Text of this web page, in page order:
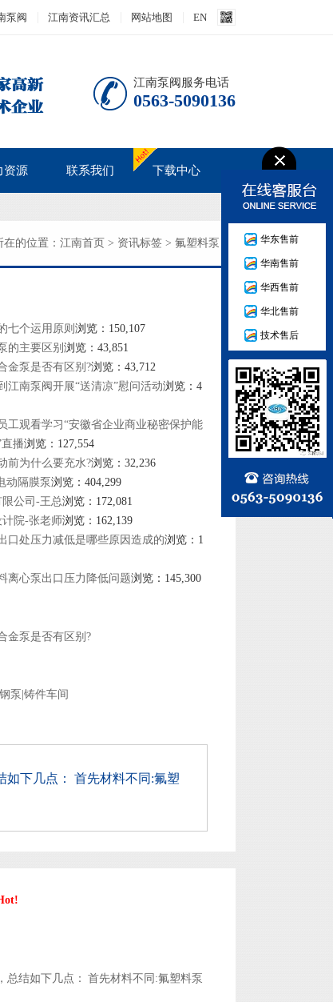
泵阀 江南资讯汇总 网站地图 EN
江南泵阀服务电话
0563-5090136
资源
发展
招聘
联系我们 下载中心
江南首页 > 资讯标签 > 氟塑料泵
在的位置：
七个运用原则 浏览：150,107
的主要区别 浏览：43,851
金泵是否有区别?浏览：43,712
江南泵阀开展“送清凉”慰问活动浏览：4
工观看学习“安徽省企业商业秘密保护能
播浏览：127,554
前为什么要充水?浏览：32,236
动隔膜泵浏览：404,299
公司-王总浏览：172,081
院-张老师浏览：162,139
口处压力减低是哪些原因造成的浏览：1
离心泵出口压力降低问题浏览：145,300
金泵是否有区别?
泵|铸件车间
下几点： 首先材料不同:氟塑
结如下几点： 首先材料不同:氟塑料泵
华东售前
华南售前
华西售前
华北售前
技术售后